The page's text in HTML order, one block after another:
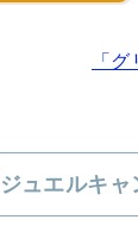
「
ュエルキャ